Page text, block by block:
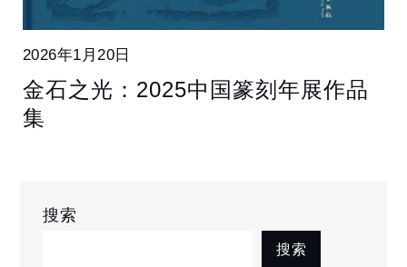
2026年1月20日
金石之光：2025中国篆刻年展作品
集
搜索
搜索